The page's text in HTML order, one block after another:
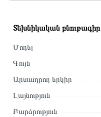
Տեխնիկական բնութագիր
Մոդել
Գույն
Արտադրող երկիր
Լայնություն
Բարձրություն